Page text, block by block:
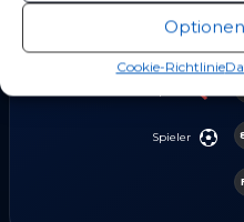
Cookie-Richtlinie
Spieler